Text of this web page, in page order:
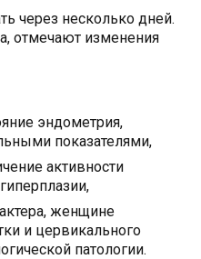
через несколько дней.
отмечают изменения
эндометрия,
показателями,
активности
женщине
и цервикального
патологии.